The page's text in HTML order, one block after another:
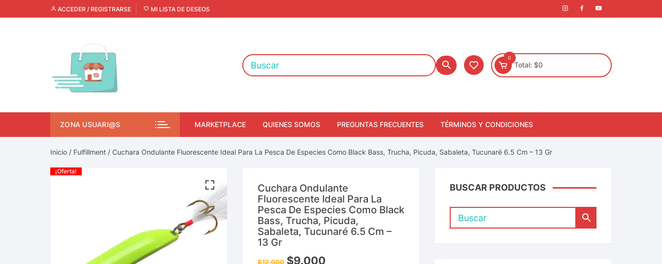
ACCEDER / REGISTRARSE MI LISTA DE DESEOS
0
Total: $0
ZONA USUARI@S MARKETPLACE QUIENES SOMOS PREGUNTAS FRECUENTES TÉRMINOS Y CONDICIONES
Inicio / Fulfillment / Cuchara Ondulante Fluorescente Ideal Para La Pesca De Especies Como Black Bass, Trucha, Picuda, Sabaleta, Tucunaré 6.5 Cm – 13 Gr
¡Oferta!
Cuchara Ondulante
Fluorescente Ideal Para La
Pesca De Especies Como Black
Bass, Trucha, Picuda,
Sabaleta, Tucunaré 6.5 Cm –
13 Gr
$12.000 $9.000
BUSCAR PRODUCTOS